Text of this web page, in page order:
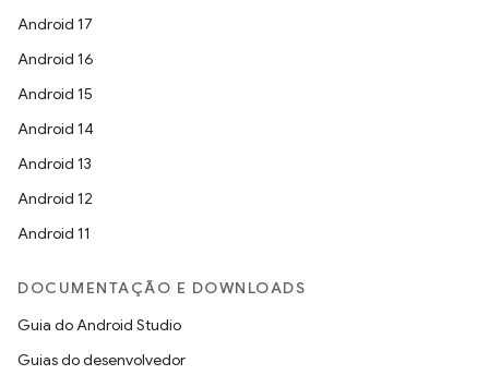
Android 17
Android 16
Android 15
Android 14
Android 13
Android 12
Android 11
DOCUMENTAÇÃO E DOWNLOADS
Guia do Android Studio
Guias do desenvolvedor